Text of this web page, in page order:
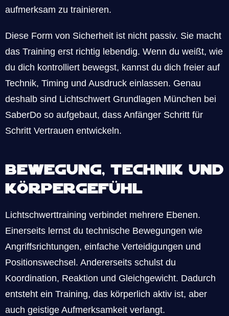
aufmerksam zu trainieren.
Diese Form von Sicherheit ist nicht passiv. Sie macht
das Training erst richtig lebendig. Wenn du weißt, wie
du dich kontrolliert bewegst, kannst du dich freier auf
Technik, Timing und Ausdruck einlassen. Genau
deshalb sind Lichtschwert Grundlagen München bei
SaberDo so aufgebaut, dass Anfänger Schritt für
Schritt Vertrauen entwickeln.
Bewegung, Technik und
Körpergefühl
Lichtschwerttraining verbindet mehrere Ebenen.
Einerseits lernst du technische Bewegungen wie
Angriffsrichtungen, einfache Verteidigungen und
Positionswechsel. Andererseits schulst du
Koordination, Reaktion und Gleichgewicht. Dadurch
entsteht ein Training, das körperlich aktiv ist, aber
auch geistige Aufmerksamkeit verlangt.